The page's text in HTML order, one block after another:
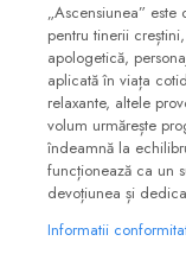
Romane,
Biografii
Reviste
Poezii
„Ascensiunea”
pentru tinerii
apologetică,
aplicată în viața
relaxante, altele
volum urmărește
îndeamnă la
funcționează ca un
devoțiunea și
Informatii